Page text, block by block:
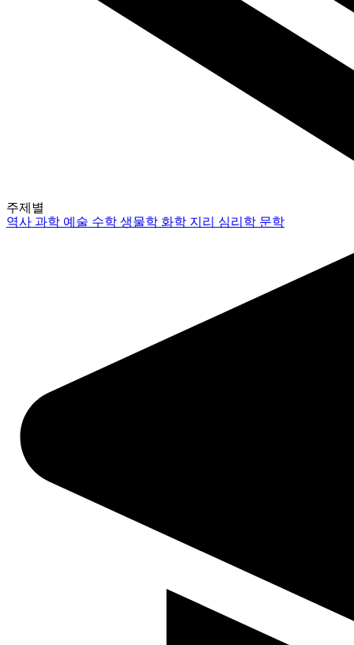
주제별
역사과학 예술 수학생물학 화학 지리 심리학 문학